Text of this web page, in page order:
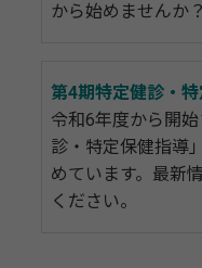
から始めませんか？
第4期特定健診・
令和6年度から開
診・特定保健指導
めています。最新
ください。